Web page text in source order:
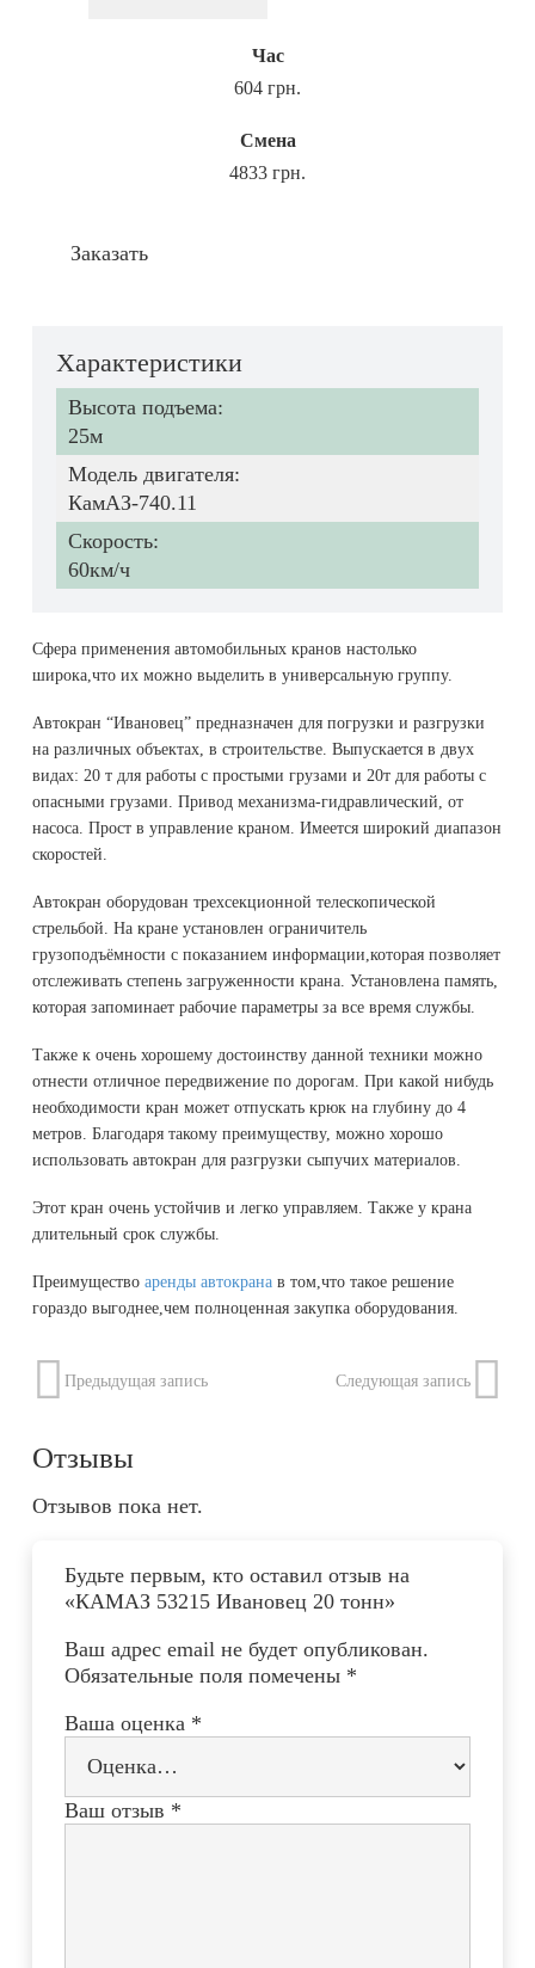
Час
604 грн.
Смена
4833 грн.
Заказать
Характеристики
Высота подъема:
25м
Модель двигателя:
КамАЗ-740.11
Скорость:
60км/ч
Сфера применения автомобильных кранов настолько
широка,что их можно выделить в универсальную группу.
Автокран “Ивановец” предназначен для погрузки и разгрузки
на различных объектах, в строительстве. Выпускается в двух
видах: 20 т для работы с простыми грузами и 20т для работы с
опасными грузами. Привод механизма-гидравлический, от
насоса. Прост в управление краном. Имеется широкий диапазон
скоростей.
Автокран оборудован трехсекционной телескопической
стрельбой. На кране установлен ограничитель
грузоподъёмности с показанием информации,которая позволяет
отслеживать степень загруженности крана. Установлена память,
которая запоминает рабочие параметры за все время службы.
Также к очень хорошему достоинству данной техники можно
отнести отличное передвижение по дорогам. При какой нибудь
необходимости кран может отпускать крюк на глубину до 4
метров. Благодаря такому преимуществу, можно хорошо
использовать автокран для разгрузки сыпучих материалов.
Этот кран очень устойчив и легко управляем. Также у крана
длительный срок службы.
Преимущество аренды автокрана в том,что такое решение
гораздо выгоднее,чем полноценная закупка оборудования.
Предыдущая запись Следующая запись
Отзывы
Отзывов пока нет.
Будьте первым, кто оставил отзыв на
«КАМАЗ 53215 Ивановец 20 тонн»
Ваш адрес email не будет опубликован.
Обязательные поля помечены *
Ваша оценка *
Ваш отзыв *